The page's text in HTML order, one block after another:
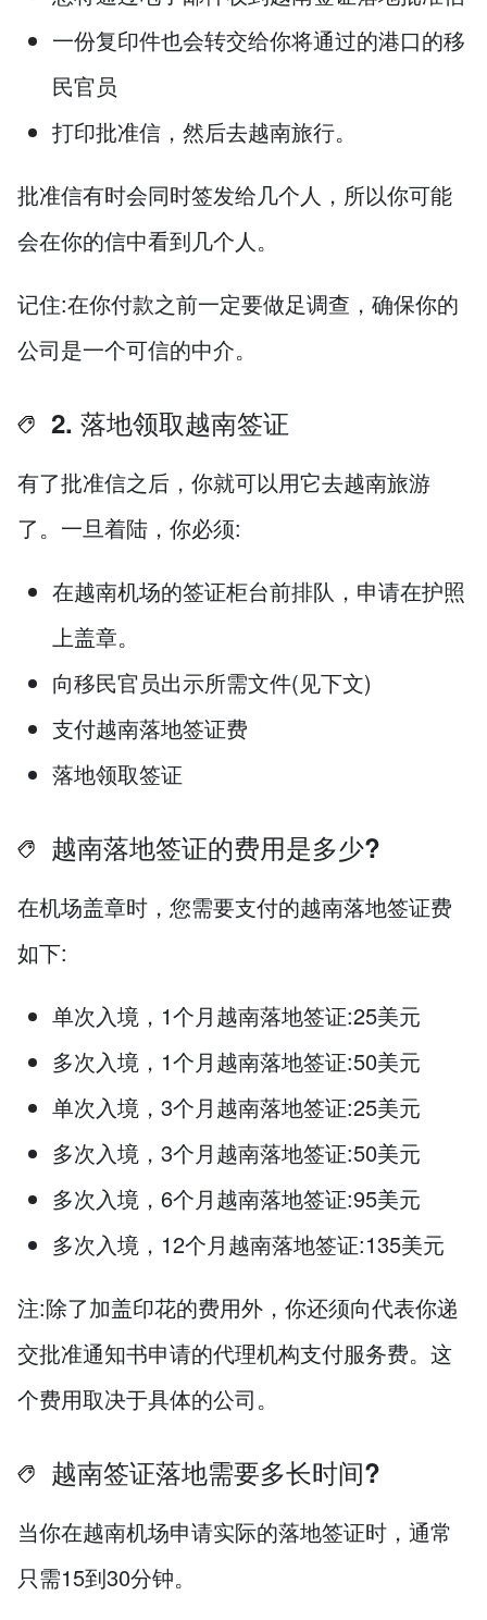
一份复印件也会转交给你将通过的港口的移
民官员
打印批准信，然后去越南旅行。
批准信有时会同时签发给几个人，所以你可能
会在你的信中看到几个人。
记住:在你付款之前一定要做足调查，确保你的
公司是一个可信的中介。
2. 落地领取越南签证
有了批准信之后，你就可以用它去越南旅游
了。一旦着陆，你必须:
在越南机场的签证柜台前排队，申请在护照
上盖章。
向移民官员出示所需文件(见下文)
支付越南落地签证费
落地领取签证
越南落地签证的费用是多少?
在机场盖章时，您需要支付的越南落地签证费
如下:
单次入境，1个月越南落地签证:25美元
多次入境，1个月越南落地签证:50美元
单次入境，3个月越南落地签证:25美元
多次入境，3个月越南落地签证:50美元
多次入境，6个月越南落地签证:95美元
多次入境，12个月越南落地签证:135美元
注:除了加盖印花的费用外，你还须向代表你递
交批准通知书申请的代理机构支付服务费。这
个费用取决于具体的公司。
越南签证落地需要多长时间?
当你在越南机场申请实际的落地签证时，通常
只需15到30分钟。